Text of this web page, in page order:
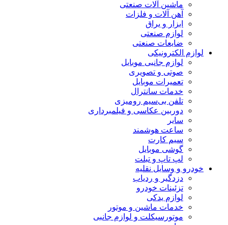
ماشین آلات صنعتی
آهن آلات و فلزات
ابزار و یراق
لوازم صنعتی
ضایعات صنعتی
لوازم الکترونیکی
لوازم جانبی موبایل
صوتی و تصویری
تعمیرات موبایل
خدمات سانترال
تلفن بی‌سیم رومیزی
دوربین عکاسی و فیلمبرداری
سایر
ساعت هوشمند
سیم کارت
گوشی موبایل
لپ تاپ و تبلت
خودرو و وسایل نقلیه
دزدگیر و ردیاب
تزئینات خودرو
لوازم یدکی
خدمات ماشین و موتور
موتورسیکلت و لوازم جانبی